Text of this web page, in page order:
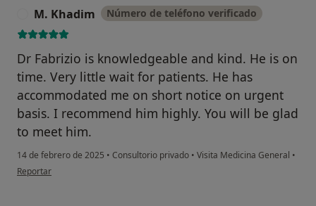
M. Khadim Número de teléfono verificado
Dr Fabrizio is knowledgeable and kind. He is on
time. Very little wait for patients. He has
accommodated me on short notice on urgent
basis. I recommend him highly. You will be glad
to meet him.
14 de febrero de 2025 • Consultorio privado • Visita Medicina General •
en opinión del usuario M. Khadim
Reportar